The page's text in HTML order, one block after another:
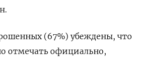
(67%) убеждены, что
отмечать официально,